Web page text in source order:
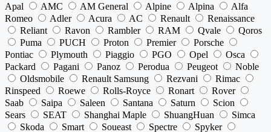
Apal
AMC AM General Alpine Alpina
Alfa
Romeo
Adler Acura AC Renault
Renaissance
Reliant
Ravon Rambler RAM Qvale
Qoros
Puma
PUCH Proton Premier
Porsche
Pontiac
Plymouth Piaggio PGO Opel
Osca
Packard
Pagani Panoz Perodua Peugeot
Noble
Oldsmobile
Renault Samsung Rezvani
Rimac
Rinspeed
Roewe Rolls-Royce Ronart
Rover
Saab
Saipa Saleen Santana Saturn
Scion
Sears
SEAT Shanghai Maple ShuangHuan
Simca
Skoda
Smart Soueast Spectre
Spyker